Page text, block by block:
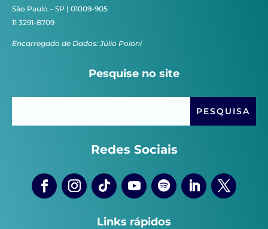
São Paulo – SP | 01009-905
11 3291-8709
Encarregado de Dados: Júlio Poloni
Pesquise no site
Redes Sociais
Links rápidos